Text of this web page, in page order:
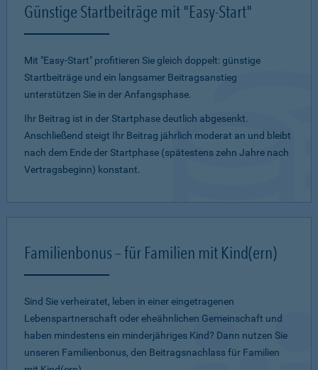
Günstige Startbeiträge mit "Easy-Start"
Mit "Easy-Start" profitieren Sie gleich doppelt: günstige
Startbeiträge und ein lang­samer Beitragsanstieg
unterstützen Sie in der Anfangsphase.
Ihr Beitrag ist in der Startphase deutlich abgesenkt.
Anschließend steigt Ihr Beitrag jährlich moderat an und bleibt
nach dem Ende der Startphase (spätestens zehn Jahre nach
Vertragsbeginn) konstant.
Familienbonus – für Familien mit Kind(ern)
Sind Sie verheiratet, leben in einer eingetragenen
Lebenspartnerschaft oder eheähnlichen Gemeinschaft und
haben mindestens ein minderjähriges Kind? Dann nutzen Sie
unseren Familienbonus, den Beitragsnachlass für Familien